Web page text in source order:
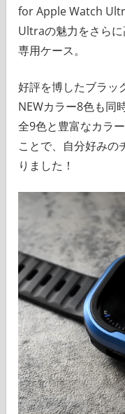
for Apple Watch
Ultraの魅力をさら
専用ケース。
好評を博したブラッ
NEWカラー8色も同
全9色と豊富なカラ
ことで、自分好みの
りました！